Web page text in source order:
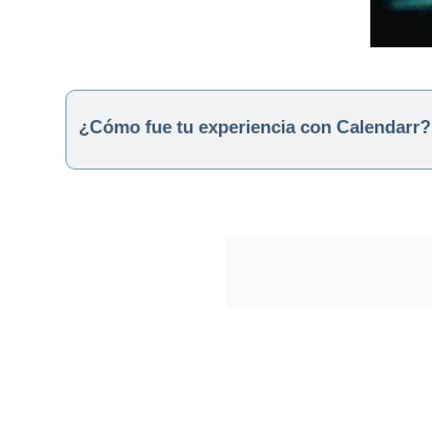
¿Cómo fue tu experiencia con Calendarr?